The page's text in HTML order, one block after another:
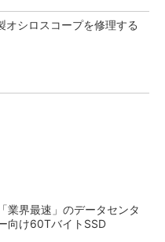
オシロスコープを修理する
「業界最速」のデータセンタ
向け60TバイトSSD